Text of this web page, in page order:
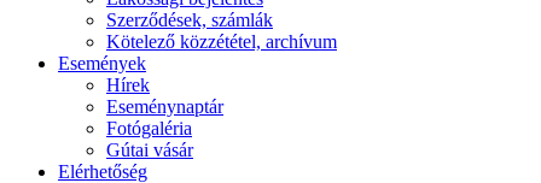
Szerződések, számlák
Kötelező közzététel, archívum
Események
Hírek
Eseménynaptár
Fotógaléria
Gútai vásár
Elérhetőség